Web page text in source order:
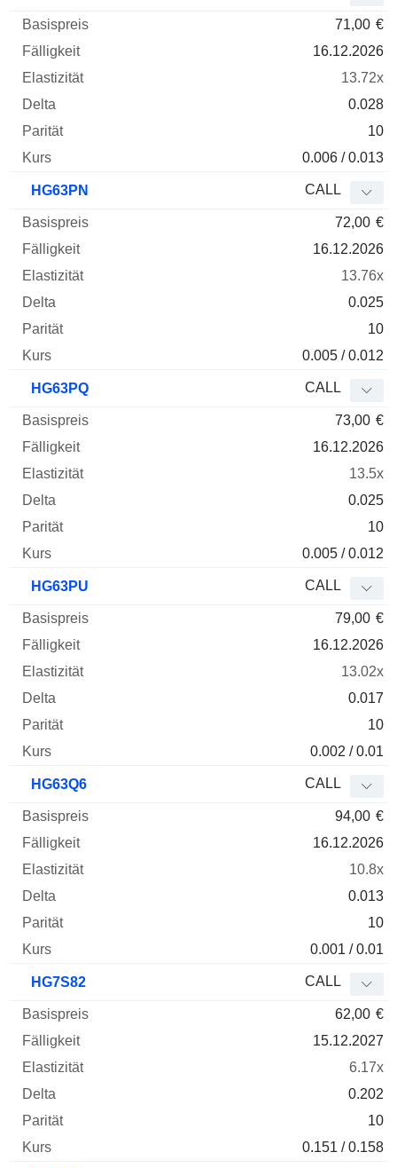
71,00 €
16.12.2026
13.72x
0.028
10
0.006 / 0.013
HG63PN CALL
72,00 €
16.12.2026
13.76x
0.025
10
0.005 / 0.012
HG63PQ CALL
73,00 €
16.12.2026
13.5x
0.025
10
0.005 / 0.012
HG63PU CALL
79,00 €
16.12.2026
13.02x
0.017
10
0.002 / 0.01
HG63Q6 CALL
94,00 €
16.12.2026
10.8x
0.013
10
0.001 / 0.01
HG7S82 CALL
62,00 €
15.12.2027
6.17x
0.202
10
0.151 / 0.158